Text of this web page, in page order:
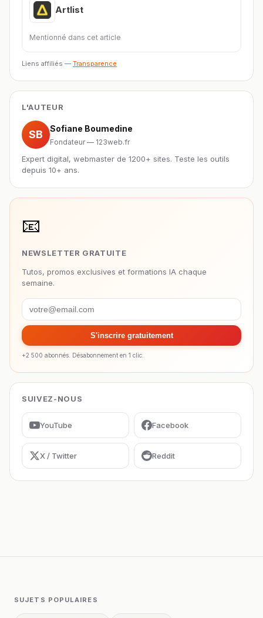
Artlist
Mentionné dans cet article
Liens affiliés — Transparence
L'AUTEUR
SB Sofiane Boumedine
Fondateur — 123web.fr
Expert digital, webmaster de 1200+ sites. Teste les outils
depuis 10+ ans.
📧
NEWSLETTER GRATUITE
Tutos, promos exclusives et formations IA chaque
semaine.
S'inscrire gratuitement
+2 500 abonnés. Désabonnement en 1 clic.
SUIVEZ-NOUS
YouTube Facebook
X / Twitter Reddit
SUJETS POPULAIRES